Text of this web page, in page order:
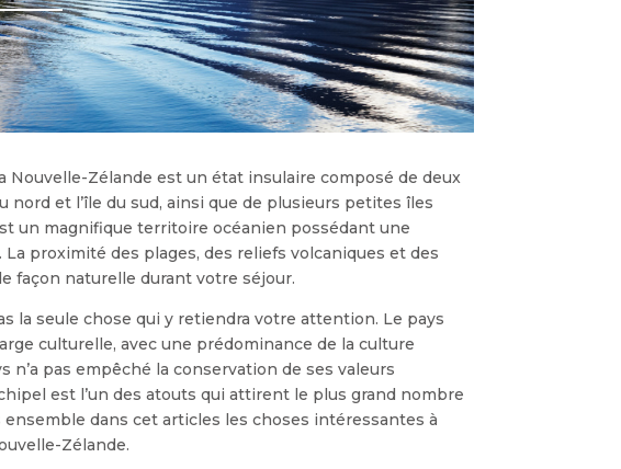
Nouvelle-Zélande est un état insulaire composé de deux
nord et l’île du sud, ainsi que de plusieurs petites îles
un magnifique territoire océanien possédant une
proximité des plages, des reliefs volcaniques et des
façon naturelle durant votre séjour.
la seule chose qui y retiendra votre attention. Le pays
culturelle, avec une prédominance de la culture
n’a pas empêché la conservation de ses valeurs
est l’un des atouts qui attirent le plus grand nombre
dans cet articles les choses intéressantes à
Zélande.